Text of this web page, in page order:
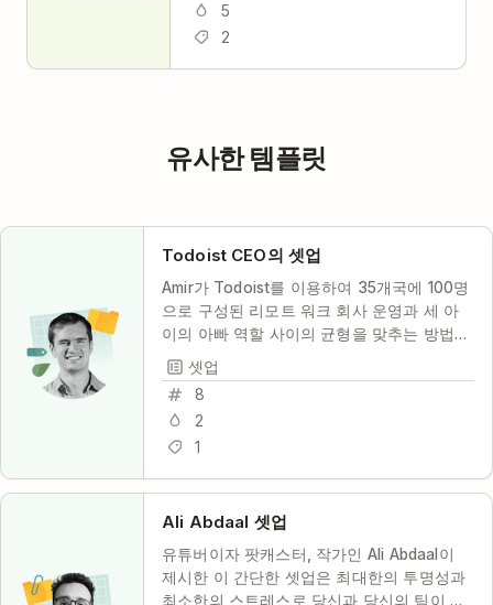
5
2
유사한 템플릿
Todoist CEO의 셋업
Amir가 Todoist를 이용하여 35개국에 100명
으로 구성된 리모트 워크 회사 운영과 세 아
이의 아빠 역할 사이의 균형을 맞추는 방법을
살펴보세요.
셋업
8
2
1
Ali Abdaal 셋업
유튜버이자 팟캐스터, 작가인 Ali Abdaal이
제시한 이 간단한 셋업은 최대한의 투명성과
최소한의 스트레스로 당신과 당신의 팀이 공